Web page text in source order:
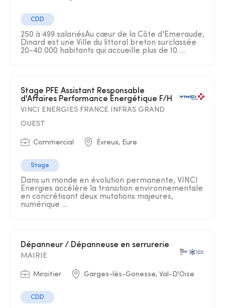
CDD
250 à 499 salariésAu cœur de la Côte d'Emeraude,
Dinard est une Ville du littoral breton surclassée
20-40 000 habitants qui accueille plus de 10 ...
Stage PFE Assistant Responsable
d'Affaires Performance Énergétique F/H
VINCI ENERGIES FRANCE INFRAS GRAND
OUEST
Commercial Évreux, Eure
Stage
Dans un monde en évolution permanente, VINCI
Energies accélère la transition environnementale
en concrétisant deux mutations majeures,
numérique ...
Dépanneur / Dépanneuse en serrurerie
MAIRIE
Miroitier Garges-lès-Gonesse, Val-D'Oise
CDD